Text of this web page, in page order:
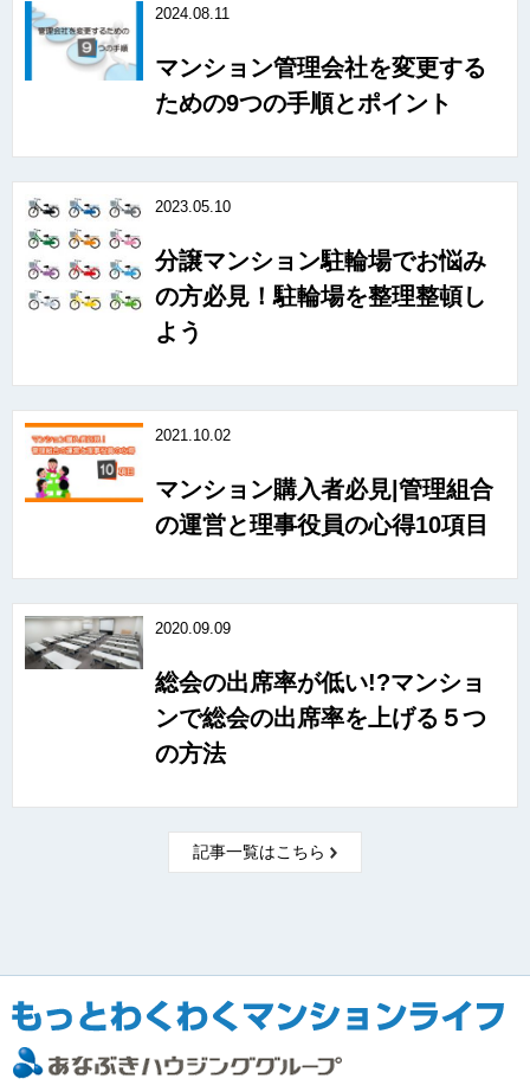
2024.08.11
マンション管理会社を変更する
ための9つの手順とポイント
2023.05.10
分譲マンション駐輪場でお悩み
の方必見！駐輪場を整理整頓し
よう
2021.10.02
マンション購入者必見|管理組合
の運営と理事役員の心得10項目
2020.09.09
総会の出席率が低い!?マンショ
ンで総会の出席率を上げる５つ
の方法
記事一覧はこちら